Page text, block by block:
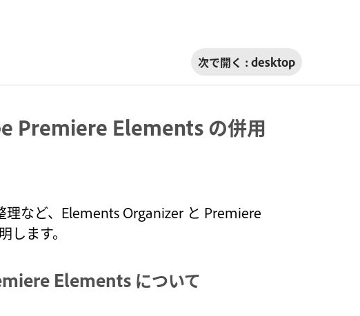
次で開く : desktop
Premiere Elements の併用
など、Elements Organizer と Premiere
ます。
Elements について